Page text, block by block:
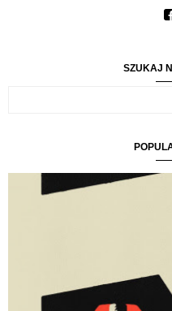
SZUKAJ